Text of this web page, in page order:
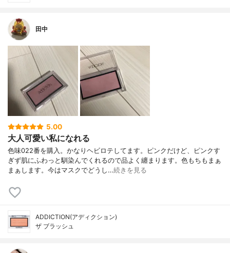
田中
5.00
大人可愛い私になれる
色味022番を購入。かなりヘビロテしてます。ピンクだけど、ピンクす
ぎず肌にふわっと馴染んでくれるので品よく纏まります。色もちもまぁ
まぁします。今はマスクでどうし…続きを見る
ADDICTION(アディクション)
ザ ブラッシュ